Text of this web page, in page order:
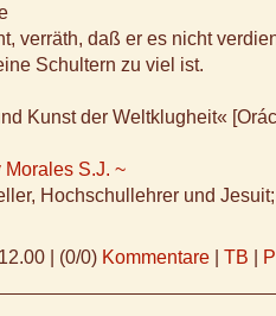
verräth, daß er es nicht
Schultern zu viel ist.
Kunst der Weltklugheit«
S.J. ~
Hochschullehrer und
(0/0) Kommentare TB